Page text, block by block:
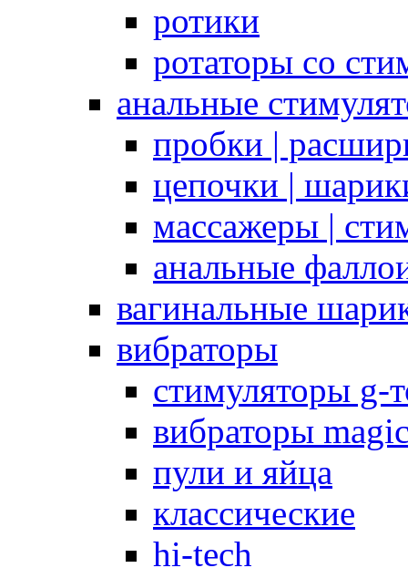
ротики
ротаторы со
анальные
пробки |
цепочки |
массажеры |
анальные
вагинальные
вибраторы
стимуляторы g-
вибраторы
пули и яйца
классические
hi-tech